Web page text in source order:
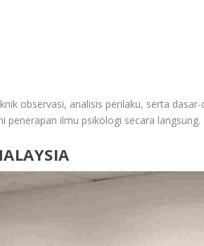
observasi, analisis perilaku, serta
ilmu psikologi secara langsung.